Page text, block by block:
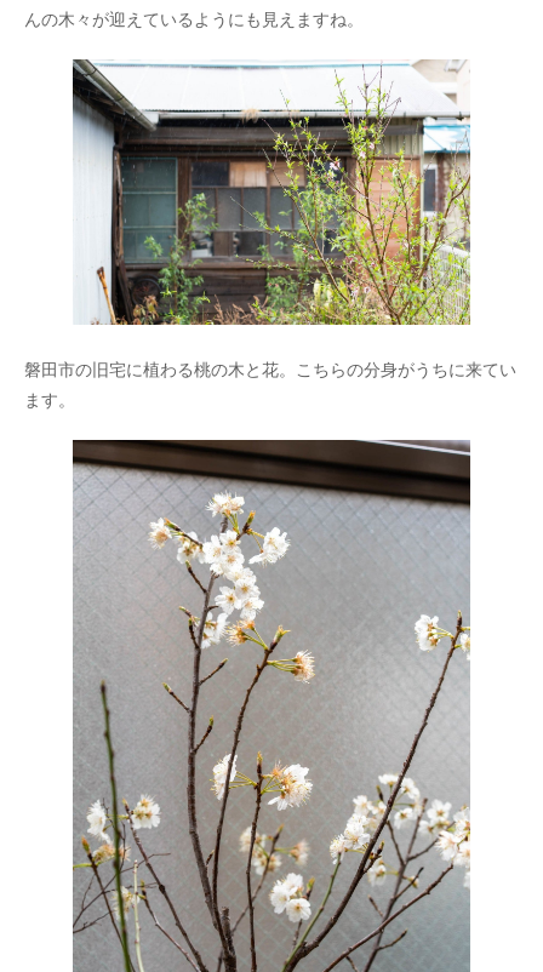
んの木々が迎えているようにも見えますね。
磐田市の旧宅に植わる桃の木と花。こちらの分身がうちに来てい
ます。